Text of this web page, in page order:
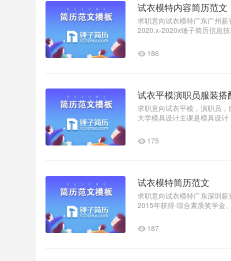
试衣模特内容简历范文
求职意向试衣模特广东广州
2020.x-2020x锤子简历信息
186
试衣平模演职员服装搭
求职意向试衣平模，演职员
大学模具设计主课是模具设
175
试衣模特简历范文
求职意向试衣模特广东深圳
2015年获得·综合素质奖学金
187